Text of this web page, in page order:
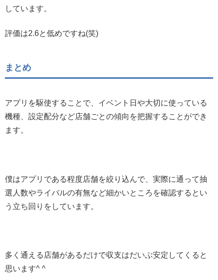
しています。
評価は2.6と低めですね(笑)
まとめ
アプリを駆使することで、イベント日や大切に使っている
機種、設定配分など店舗ごとの傾向を把握することができ
ます。
僕はアプリである程度店舗を絞り込んで、実際に通って抽
選人数やライバルの有無など細かいところを確認するとい
う立ち回りをしています。
多く通える店舗があるだけで収支はだいぶ安定してくると
思います^ ^